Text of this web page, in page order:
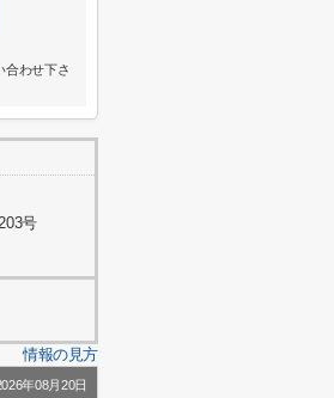
合わせ下さ
号
情報の見方
年08月20日